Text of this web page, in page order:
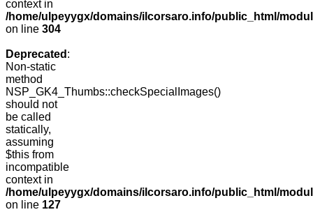
context in
/home/ulpeyygx/domains/ilcorsaro.info/public_html/
on line 304
Deprecated :
Non-static
method
NSP_GK4_Thumbs::checkSpecialImages()
should not
be called
statically,
assuming
$this from
incompatible
context in
/home/ulpeyygx/domains/ilcorsaro.info/public_html/
on line 127